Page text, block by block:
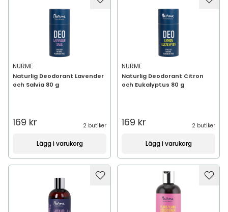
NURME
Naturlig Deodorant Lavender
och Salvia 80 g
169 kr 2 butiker
Lägg i varukorg
NURME
Naturlig Deodorant Citron
och Eukalyptus 80 g
169 kr 2 butiker
Lägg i varukorg